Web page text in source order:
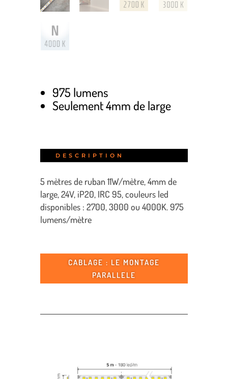
975 lumens
Seulement 4mm de large
DESCRIPTION
5 mètres de ruban 11W/mètre, 4mm de
large, 24V, iP20, IRC 95, couleurs led
disponibles : 2700, 3000 ou 4000K. 975
lumens/mètre
CABLAGE : LE MONTAGE
PARALLELE